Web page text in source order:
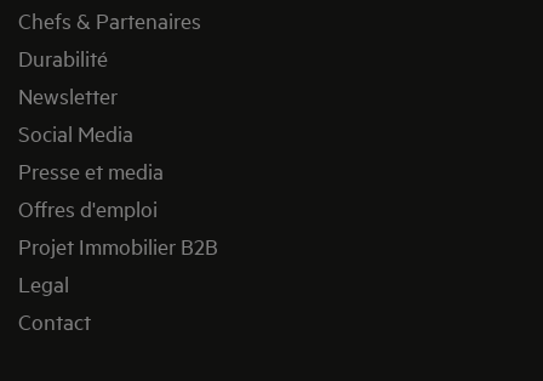
Chefs & Partenaires
Durabilité
Newsletter
Social Media
Presse et media
Offres d'emploi
Projet Immobilier B2B
Legal
Contact